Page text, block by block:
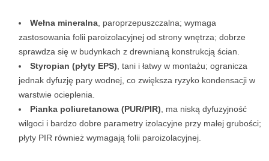
Wełna mineralna, paroprzepuszczalna; wymaga
zastosowania folii paroizolacyjnej od strony wnętrza; dobrze
sprawdza się w budynkach z drewnianą konstrukcją ścian.
Styropian (płyty EPS), tani i łatwy w montażu; ogranicza
jednak dyfuzję pary wodnej, co zwiększa ryzyko kondensacji w
warstwie ocieplenia.
Pianka poliuretanowa (PUR/PIR), ma niską dyfuzyjność
wilgoci i bardzo dobre parametry izolacyjne przy małej grubości;
płyty PIR również wymagają folii paroizolacyjnej.